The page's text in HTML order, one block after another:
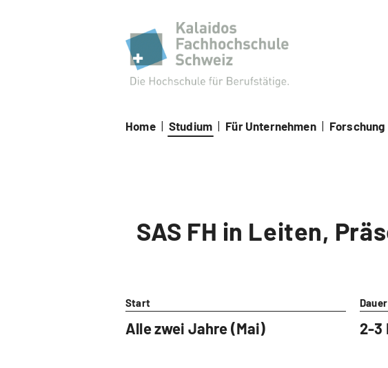
Home | Studium | Für Unternehmen | Forschung
SAS FH in Leiten,
Start
Alle zwei Jahre (Mai)
Dauer
2-3